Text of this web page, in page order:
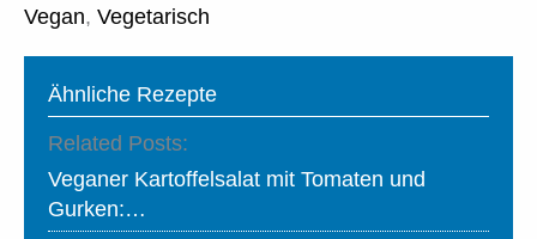
Vegan, Vegetarisch
Ähnliche Rezepte
Related Posts:
Veganer Kartoffelsalat mit Tomaten und
Gurken:…